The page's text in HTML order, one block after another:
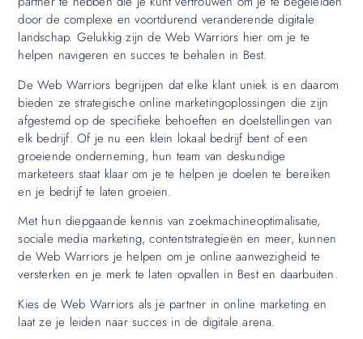
door de complexe en voortdurend veranderende digitale
landschap. Gelukkig zijn de Web Warriors hier om je te
helpen navigeren en succes te behalen in Best.
De Web Warriors begrijpen dat elke klant uniek is en daarom
bieden ze strategische online marketingoplossingen die zijn
afgestemd op de specifieke behoeften en doelstellingen van
elk bedrijf. Of je nu een klein lokaal bedrijf bent of een
groeiende onderneming, hun team van deskundige
marketeers staat klaar om je te helpen je doelen te bereiken
en je bedrijf te laten groeien.
Met hun diepgaande kennis van zoekmachineoptimalisatie,
sociale media marketing, contentstrategieën en meer, kunnen
de Web Warriors je helpen om je online aanwezigheid te
versterken en je merk te laten opvallen in Best en daarbuiten.
Kies de Web Warriors als je partner in online marketing en
laat ze je leiden naar succes in de digitale arena.